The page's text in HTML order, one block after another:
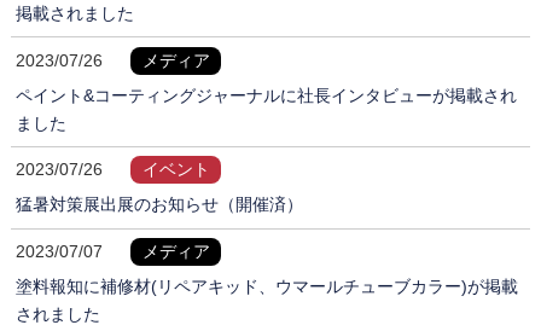
掲載されました
2023/07/26
メディア
ペイント&コーティングジャーナルに社長インタビューが掲載され
ました
2023/07/26
イベント
猛暑対策展出展のお知らせ（開催済）
2023/07/07
メディア
塗料報知に補修材(リペアキッド、ウマールチューブカラー)が掲載
されました